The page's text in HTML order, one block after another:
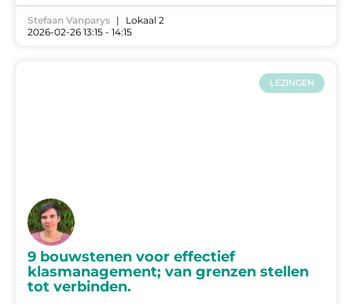
Stefaan Vanparys
Lokaal 2
2026-02-26 13:15 - 14:15
LEZINGEN
9 bouwstenen voor effectief
klasmanagement; van grenzen stellen
tot verbinden.